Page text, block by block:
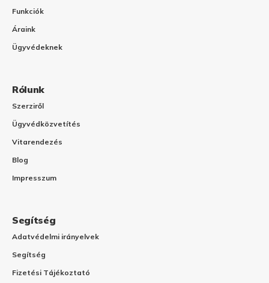
Funkciók
Áraink
Ügyvédeknek
Rólunk
Szerziről
Ügyvédközvetítés
Vitarendezés
Blog
Impresszum
Segítség
Adatvédelmi irányelvek
Segítség
Fizetési Tájékoztató